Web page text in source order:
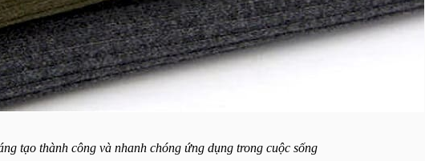
tạo thành công và nhanh chóng ứng dụng trong cuộc sống